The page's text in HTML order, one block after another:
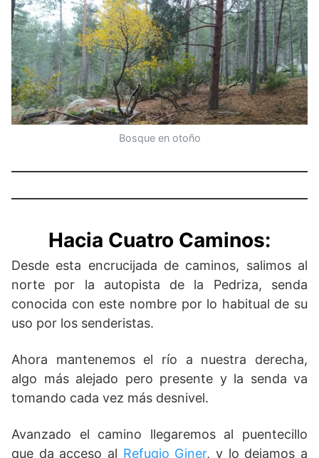
Bosque en otoño
Hacia Cuatro Caminos:
Desde esta encrucijada de caminos, salimos al
norte por la autopista de la Pedriza, senda
conocida con este nombre por lo habitual de su
uso por los senderistas.
Ahora mantenemos el río a nuestra derecha,
algo más alejado pero presente y la senda va
tomando cada vez más desnivel.
Avanzado el camino llegaremos al puentecillo
que da acceso al Refugio Giner, y lo dejamos a